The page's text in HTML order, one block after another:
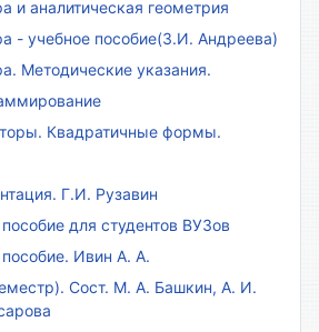
и аналитическая геометрия
- учебное пособие(З.И. Андреева)
Методические указания.
Квадратичные формы.
Г.И. Рузавин
для студентов ВУЗов
Ивин А. А.
Сост. М. А. Башкин, А. И.